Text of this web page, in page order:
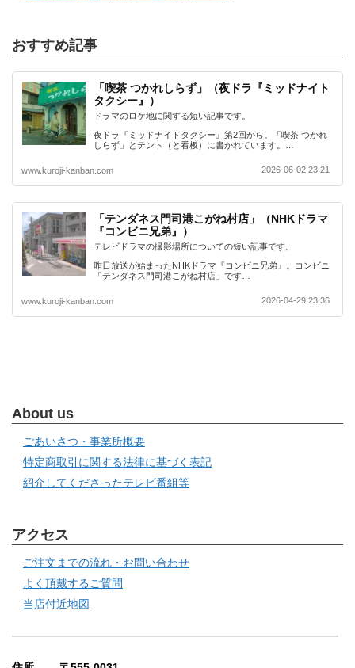
おすすめ記事
「喫茶 つかれしらず」（夜ドラ『ミッドナイト
タクシー』）
ドラマのロケ地に関する短い記事です。
夜ドラ『ミッドナイトタクシー』第2回から。「喫茶 つかれ
しらず」とテント（と看板）に書かれています。…
www.kuroji-kanban.com 2026-06-02 23:21
「テンダネス門司港こがね村店」（NHKドラマ
『コンビニ兄弟』）
テレビドラマの撮影場所についての短い記事です。
昨日放送が始まったNHKドラマ『コンビニ兄弟』。コンビニ
「テンダネス門司港こがね村店」です…
www.kuroji-kanban.com 2026-04-29 23:36
About us
ごあいさつ・事業所概要
特定商取引に関する法律に基づく表記
紹介してくださったテレビ番組等
アクセス
ご注文までの流れ・お問い合わせ
よく頂戴するご質問
当店付近地図